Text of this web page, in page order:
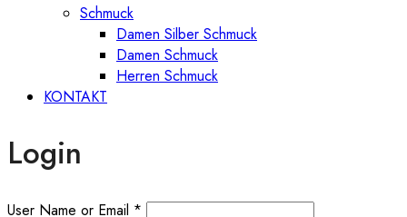
Schmuck
Damen Silber Schmuck
Damen Schmuck
Herren Schmuck
KONTAKT
Login
User Name or Email *